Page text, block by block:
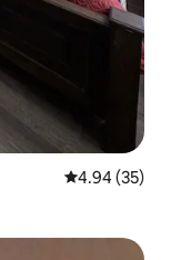
レビュー35
4.94 (35)